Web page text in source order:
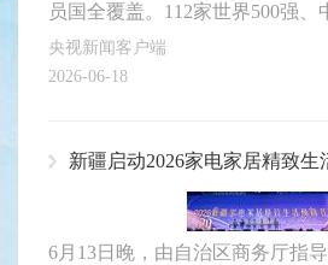
员国全覆盖。112家世界500强、
央视新闻客户端
2026-06-18
新疆启动2026家电家居精致生
6月13日晚，由自治区商务厅指